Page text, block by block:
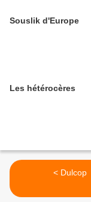
Souslik d'Europe
Les hétérocères
< Dulcop